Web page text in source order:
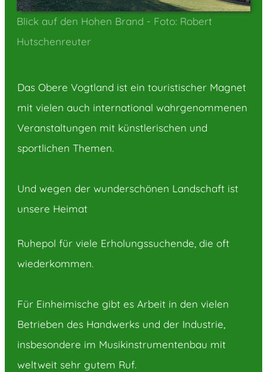
Blick auf den Hohen Brand - Foto: Robert
Hutschenreuter
Das Obere Vogtland ist ein touristischer Magnet
mit vielen auch international wahrgenommenen
Veranstaltungen mit künstlerischen und
sportlichen Themen.
Und wegen der wunderschönen Landschaft ist
unsere Heimat
Ruhepol für viele Erholungssuchende, die oft
wiederkommen.
Für Einheimische gibt es Arbeit in den vielen
Betrieben des Handwerks und der Industrie,
insbesondere im Musikinstrumentenbau mit
weltweit sehr gutem Ruf.